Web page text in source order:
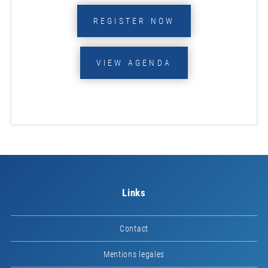
REGISTER NOW
VIEW AGENDA
Links
Contact
Mentions legales